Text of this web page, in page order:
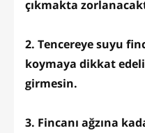
çıkmakta
2. Tencereye suyu
koymaya dikkat
girmesin.
3. Fincanı ağzına